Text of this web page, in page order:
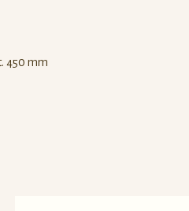
450 mm